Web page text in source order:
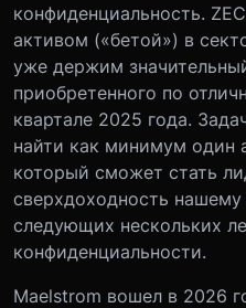
конфиденциальность.
активом («бетой») в
уже держим
приобретенного по
квартале 2025 года.
найти как минимум один
который сможет стать
сверхдоходность
следующих нескольких
конфиденциальности.
Maelstrom вошел в 2026